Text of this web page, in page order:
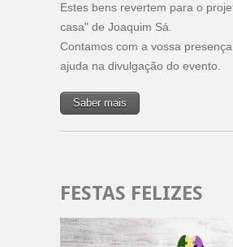
Estes bens revertem para o
casa" de Joaquim Sá.
Contamos com a vossa
ajuda na divulgação do evento.
Saber mais
FESTAS FELIZES